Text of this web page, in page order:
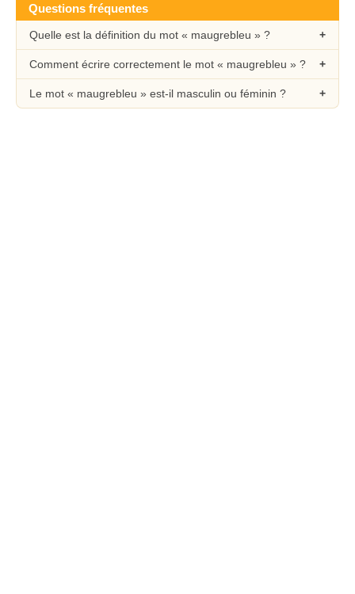
Questions fréquentes
Quelle est la définition du mot « maugrebleu » ?
Comment écrire correctement le mot « maugrebleu » ?
Le mot « maugrebleu » est-il masculin ou féminin ?